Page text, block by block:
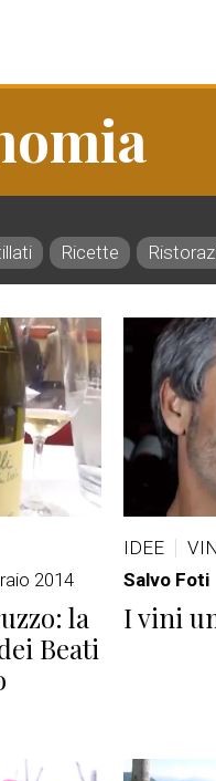
Ricette
2014
la
Beati
IDEE
Salvo Foti
I vini